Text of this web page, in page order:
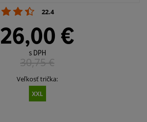
22.4
26,00 €
s DPH
30,75€
Veľkosť trička:
XXL